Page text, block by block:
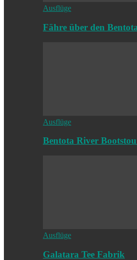
Ausflüge
Fähre über den
Ausflüge
Bentota River
Ausflüge
Galatara Tee Fabrik